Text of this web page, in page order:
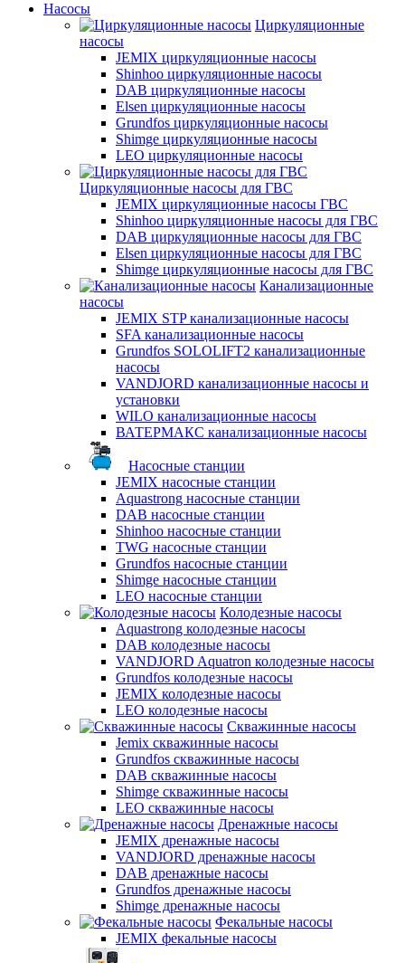
Насосы
Циркуляционные
насосы
JEMIX циркуляционные насосы
Shinhoo циркуляционные насосы
DAB циркуляционные насосы
Elsen циркуляционные насосы
Grundfos циркуляционные насосы
Shimge циркуляционные насосы
LEO циркуляционные насосы
Циркуляционные насосы для ГВС
JEMIX циркуляционные насосы ГВС
Shinhoo циркуляционные насосы для ГВС
DAB циркуляционные насосы для ГВС
Elsen циркуляционные насосы для ГВС
Shimge циркуляционные насосы для ГВС
Канализационные
насосы
JEMIX STP канализационные насосы
SFA канализационные насосы
Grundfos SOLOLIFT2 канализационные
насосы
VANDJORD канализационные насосы и
установки
WILO канализационные насосы
ВАТЕРМАКС канализационные насосы
Насосные станции
JEMIX насосные станции
Aquastrong насосные станции
DAB насосные станции
Shinhoo насосные станции
TWG насосные станции
Grundfos насосные станции
Shimge насосные станции
LEO насосные станции
Колодезные насосы
Aquastrong колодезные насосы
DAB колодезные насосы
VANDJORD Aquatron колодезные насосы
Grundfos колодезные насосы
JEMIX колодезные насосы
LEO колодезные насосы
Скважинные насосы
Jemix cкважинные насосы
Grundfos скважинные насосы
DAB скважинные насосы
Shimge скважинные насосы
LEO скважинные насосы
Дренажные насосы
JEMIX дренажные насосы
VANDJORD дренажные насосы
DAB дренажные насосы
Grundfos дренажные насосы
Shimge дренажные насосы
Фекальные насосы
JEMIX фекальные насосы